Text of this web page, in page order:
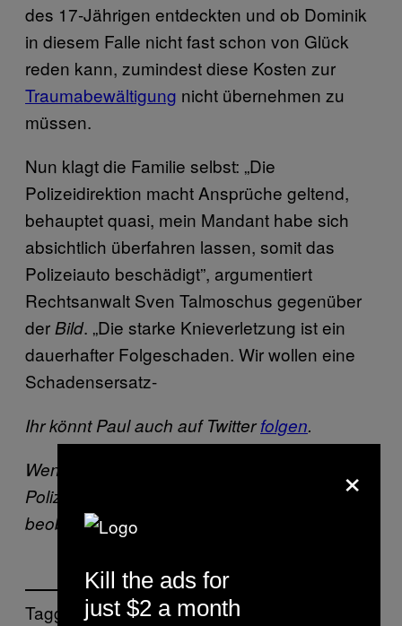
des 17-Jährigen entdeckten und ob Dominik
in diesem Falle nicht fast schon von Glück
reden kann, zumindest diese Kosten zur
Traumabewältigung nicht übernehmen zu
müssen.
Nun klagt die Familie selbst: „Die
Polizeidirektion macht Ansprüche geltend,
behauptet quasi, mein Mandant habe sich
absichtlich überfahren lassen, somit das
Polizeiauto beschädigt”, argumentiert
Rechtsanwalt Sven Talmoschus gegenüber
der Bild. „Die starke Knieverletzung ist ein
dauerhafter Folgeschaden. Wir wollen eine
Schadensersatz-
Ihr könnt Paul auch auf Twitterfolgen.
Wenn ihr schlechte Erfahrungen mit der
Polizei gemacht oder Polizeigewalt
beobachtet habt,
Tagged:
×
Kill the ads for
just $2 a month